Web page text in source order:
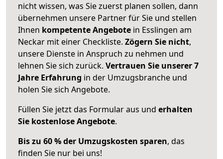
nicht wissen, was Sie zuerst planen sollen, dann
übernehmen unsere Partner für Sie und stellen
Ihnen kompetente Angebote in Esslingen am
Neckar mit einer Checkliste. Zögern Sie nicht,
unsere Dienste in Anspruch zu nehmen und
lehnen Sie sich zurück. Vertrauen Sie unserer 7
Jahre Erfahrung in der Umzugsbranche und
holen Sie sich Angebote.
Füllen Sie jetzt das Formular aus und erhalten
Sie kostenlose Angebote.
Bis zu 60 % der Umzugskosten sparen, das
finden Sie nur bei uns!